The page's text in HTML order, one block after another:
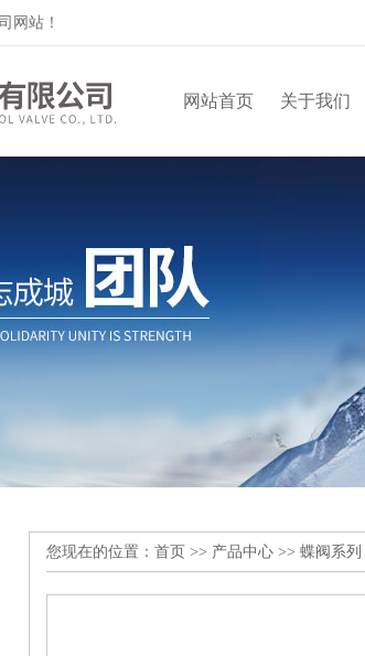
网站！
网站首页 关于我们
您现在的位置： 首页 >> 产品中心 >> 蝶阀系列